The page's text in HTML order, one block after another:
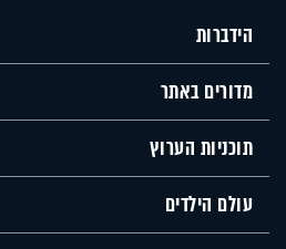
הידברות
מדורים באתר
תוכניות הערוץ
עולם הילדים